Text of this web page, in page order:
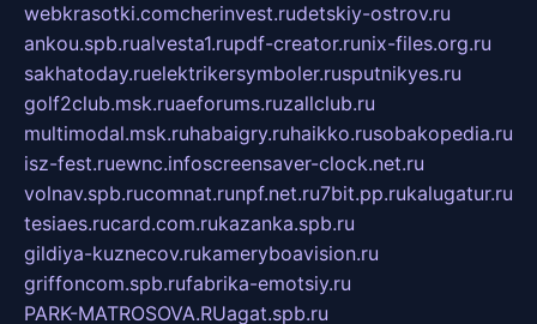
webkrasotki.comcherinvest.rudetskiy-ostrov.ru
ankou.spb.rualvesta1.rupdf-creator.runix-files.org.ru
sakhatoday.ruelektrikersymboler.rusputnikyes.ru
golf2club.msk.ruaeforums.ruzallclub.ru
multimodal.msk.ruhabaigry.ruhaikko.rusobakopedia.ru
isz-fest.ruewnc.infoscreensaver-clock.net.ru
volnav.spb.rucomnat.runpf.net.ru7bit.pp.rukalugatur.ru
tesiaes.rucard.com.rukazanka.spb.ru
gildiya-kuznecov.rukameryboavision.ru
griffoncom.spb.rufabrika-emotsiy.ru
PARK-MATROSOVA.RUagat.spb.ru